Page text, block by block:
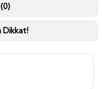
Yorumlar (0)
Dikkat!